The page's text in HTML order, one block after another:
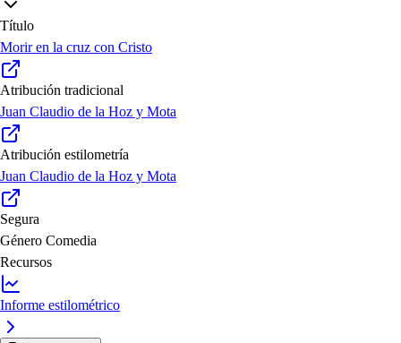
Título
Morir en la cruz con Cristo
Atribución tradicional
Juan Claudio de la Hoz y Mota
Atribución estilometría
Juan Claudio de la Hoz y Mota
Segura
Género Comedia
Recursos
Informe estilométrico